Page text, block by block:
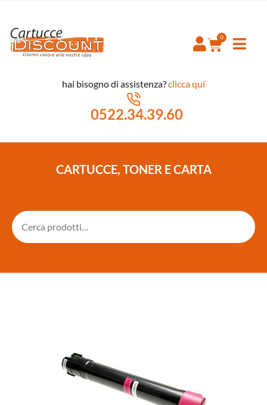
hai bisogno di assistenza?clicca qui
0522.34.39.60
CARTUCCE, TONER E CARTA